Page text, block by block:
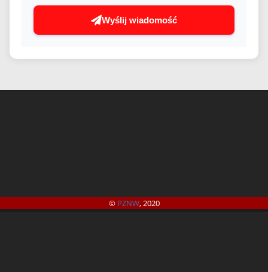
Wyślij wiadomość
© PZNW, 2020